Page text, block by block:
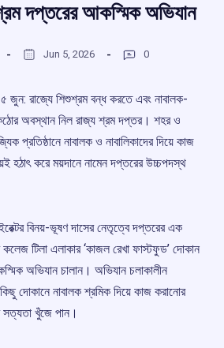
দপ্তরের আকস্মিক অভিযান
Jun 5, 2026 0
জুন: রাজ্যে শিশুশ্রম বন্ধ করতে এবং নাবালক-
কঠোর অবস্থান নিল রাজ্য শ্রম দপ্তর। শহর ও
প্রতিষ্ঠানে নাবালক ও নাবালিকাদের দিয়ে কাজ
হঠাৎ করে ময়দানে নামেন দপ্তরের উচ্চপদস্থ
বিনয়-ভূষণ দাসের নেতৃত্বে দপ্তরের এক
কলেজ টিলা এলাকার ‘কাজল রেখা ফাস্টফুড’ দোকান
অভিযান চালান। অভিযান চলাকালীন
দোকানে নাবালক শ্রমিক দিয়ে কাজ করানোর
সত্যতা খুঁজে পান।